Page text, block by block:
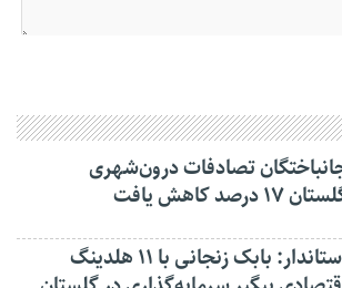
تصادفات درون‌شهری
۱۷ درصد کاهش یافت
استاندار: بابک زنجانی با ۱۱ هلدینگ